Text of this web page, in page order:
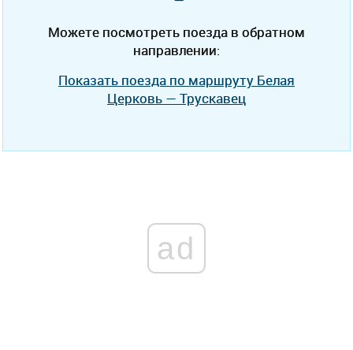
Можете посмотреть поезда в обратном
направлении:
Показать поезда по маршруту Белая
Церковь — Трускавец
ad